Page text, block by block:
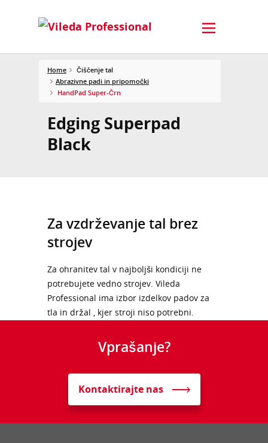
Home
Čiščenje tal
Abrazivne padi in pripomočki
HandPad Super-Črn
Edging Superpad
Black
Za vzdrževanje tal brez
strojev
Za ohranitev tal v najboljši kondiciji ne
potrebujete vedno strojev. Vileda
Professional ima izbor izdelkov padov za
tla in držal , kjer stroji niso potrebni.
Vprašanje?
Kontaktirajte nas